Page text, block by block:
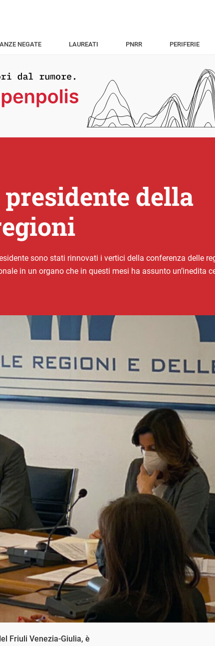
NEGATE LAUREATI PNRR PERIFERIE
della
sono stati rinnovati i vertici della conferenza delle
in un organo che in questi mesi ha assunto un’inedita
Friuli Venezia-Giulia, è